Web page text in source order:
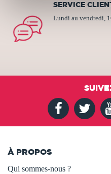
SERVICE
Lundi au vendredi,
À PROPOS
Qui sommes-nous ?